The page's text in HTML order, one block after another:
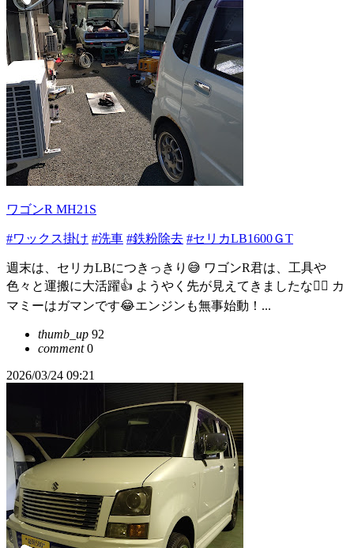
ワゴンR MH21S
#ワックス掛け #洗車 #鉄粉除去 #セリカLB1600ＧT
週末は、セリカLBにつきっきり😅 ワゴンR君は、工具や
色々と運搬に大活躍👍 ようやく先が見えてきましたな😮‍💨 カ
マミーはガマンです😂エンジンも無事始動！...
thumb_up 92
comment0
2026/03/24 09:21